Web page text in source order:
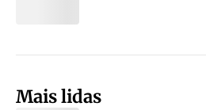
Mais lidas